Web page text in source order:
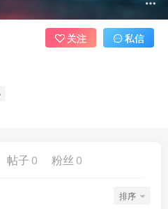
关注 私信
帖子 0 粉丝 0
排序